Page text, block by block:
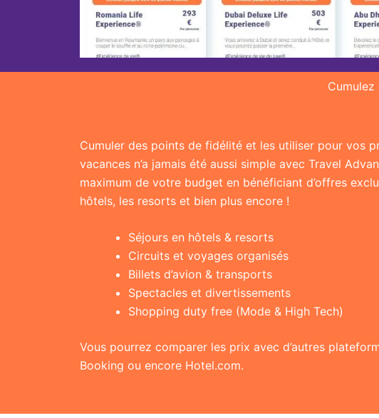
Cumuler des points de fidélité et les utiliser pour vos
vacances n’a jamais été aussi simple avec Travel
maximum de votre budget en bénéficiant d’offres
hôtels, les resorts et bien plus encore !
Séjours en hôtels & resorts
Circuits et voyages organisés
Billets d’avion & transports
Spectacles et divertissements
Shopping duty free (Mode & High Tech)
Vous pourrez comparer les prix avec d’autres
Booking ou encore Hotel.com.